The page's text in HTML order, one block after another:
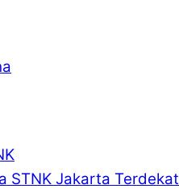
STNK Jakarta Terdekat